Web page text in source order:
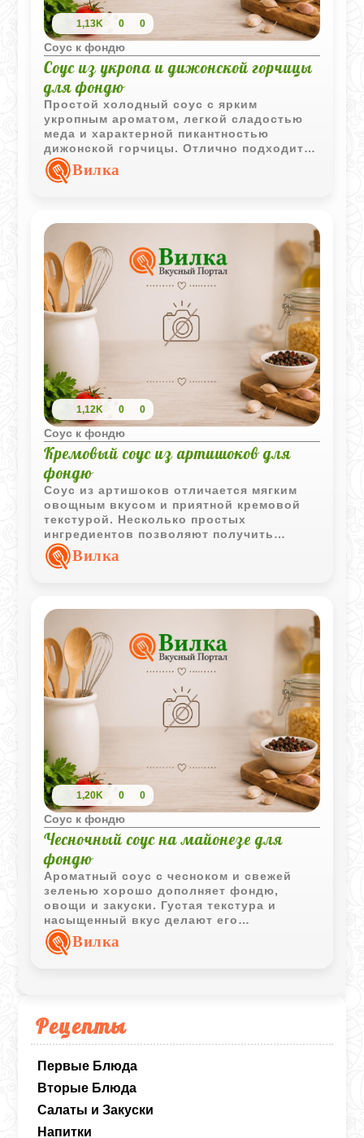
Рецепты
Первые Блюда
Вторые Блюда
Салаты и Закуски
Напитки
1,13K 0 0
Соус к фондю
Соус из укропа и дижонской горчицы
для фондю
Простой холодный соус с ярким
укропным ароматом, легкой сладостью
меда и характерной пикантностью
дижонской горчицы. Отлично подходит к
сырному фондю, овощам и свежему
хлебу.Вилка
1,12K 0 0
Соус к фондю
Кремовый соус из артишоков для
фондю
Соус из артишоков отличается мягким
овощным вкусом и приятной кремовой
текстурой. Несколько простых
ингредиентов позволяют получить
интересное дополнение к фондю, овощам
и легким закускам.
Вилка
1,20K 0 0
Соус к фондю
Чесночный соус на майонезе для
фондю
Ароматный соус с чесноком и свежей
зеленью хорошо дополняет фондю,
овощи и закуски. Густая текстура и
насыщенный вкус делают его
универсальным вариантом для
праздничного и повседневного стола.
Вилка